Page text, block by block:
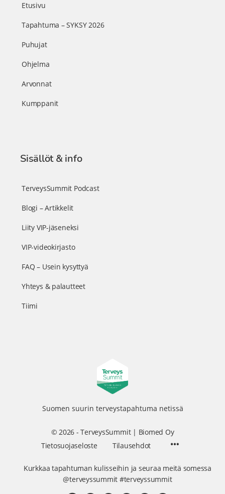
Etusivu
Tapahtuma – SYKSY 2026
Puhujat
Ohjelma
Arvonnat
Kumppanit
Sisällöt & info
TerveysSummit Podcast
Blogi – Artikkelit
Liity VIP-jäseneksi
VIP-videokirjasto
FAQ – Usein kysyttyä
Yhteys & palautteet
Tiimi
Suomen suurin terveystapahtuma netissä
© 2026 - TerveysSummit | Biomed Oy
Tietosuojaseloste
Tilausehdot
Kurkkaa tapahtuman kulisseihin ja seuraa meitä somessa
@terveyssummit #terveyssummit